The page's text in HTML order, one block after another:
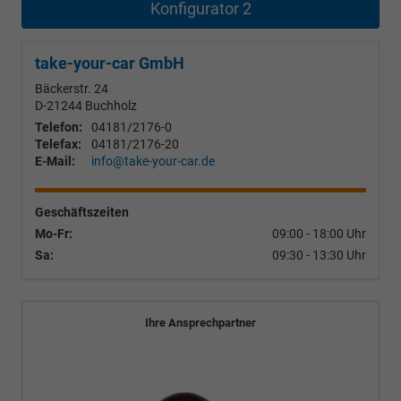
Konfigurator 2
take-your-car GmbH
Bäckerstr. 24
D-21244 Buchholz
Telefon:
04181/2176-0
Telefax:
04181/2176-20
E-Mail:
info@take-your-car.de
Geschäftszeiten
Mo-Fr:
09:00 - 18:00 Uhr
Sa:
09:30 - 13:30 Uhr
Ihre Ansprechpartner